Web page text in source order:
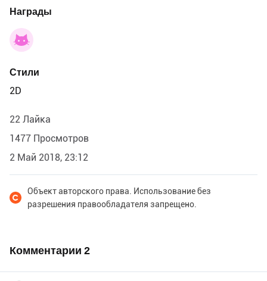
Награды
Стили
2D
22 Лайка
1477 Просмотров
2 Май 2018, 23:12
Объект авторского права. Использование без
разрешения правообладателя запрещено.
Комментарии 2